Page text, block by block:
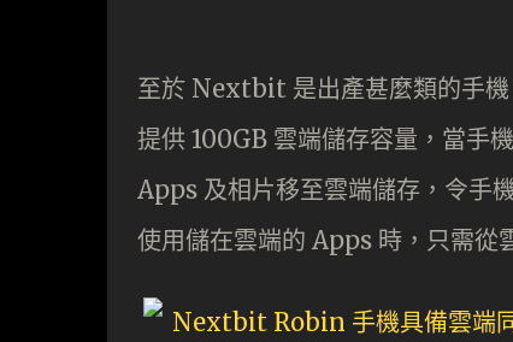
至於 Nextbit 是出產甚麼類的手
提供 100GB 雲端儲存容量，當手
Apps 及相片移至雲端儲存，令手
使用儲在雲端的 Apps 時，只需從